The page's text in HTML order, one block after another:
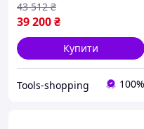
39 200₴
43 512 ₴
Купити
Tools-shopping 100%